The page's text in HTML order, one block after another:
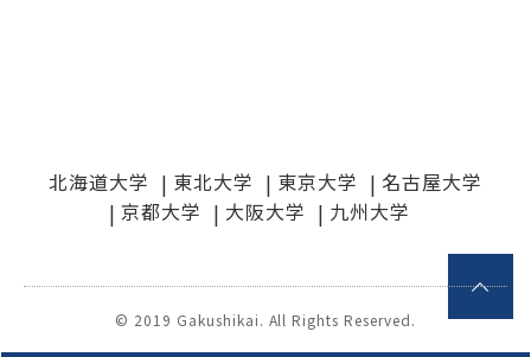
北海道大学 東北大学 東京大学
名古屋大学
京都大学
大阪大学 九州大学
© 2019 Gakushikai. All Rights Reserved.